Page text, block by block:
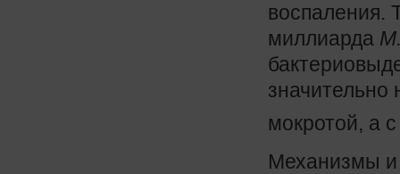
воспаления.
миллиарда
мокротой, а
Механизмы и